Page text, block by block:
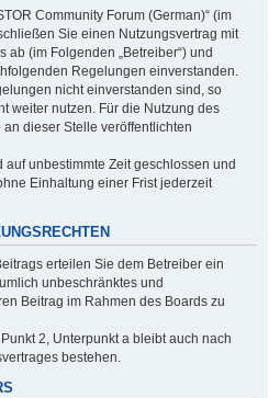
Community Forum (German)“ (im
Sie einen Nutzungsvertrag mit
ab (im Folgenden „Betreiber“) und
Regelungen einverstanden.
nicht einverstanden sind, so
weiter nutzen. Für die Nutzung des
dieser Stelle veröffentlichten
auf unbestimmte Zeit geschlossen und
Einhaltung einer Frist jederzeit
erteilen Sie dem Betreiber ein
unbeschränktes und
Beitrag im Rahmen des Boards zu
2, Unterpunkt a bleibt auch nach
bestehen.